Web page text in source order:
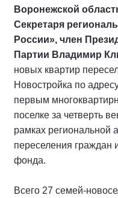
Воронежской
Секретаря
России», член
Партии Владимир
новых квартир
Новостройка по
первым
поселке за четверть
рамках региональной
переселения граждан
фонда.
Всего 27 семей-